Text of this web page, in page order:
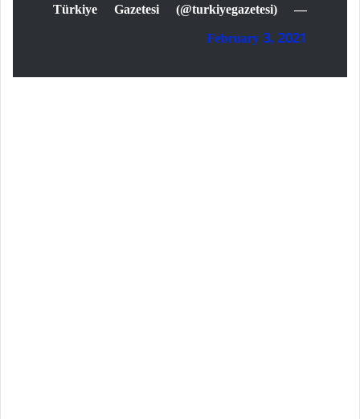
— Türkiye Gazetesi (@turkiyegazetesi)
February 3, 2021